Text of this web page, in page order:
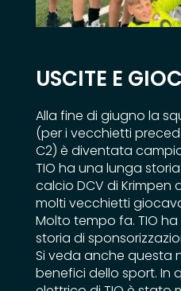
USCITE E
Alla fine di giugno la
(per i vecchietti
C2) è diventata
TIO ha una lunga
calcio DCV di Krimpen
molti vecchietti
Molto tempo fa. TIO
storia di
Si veda anche questa
benefici dello sport. In